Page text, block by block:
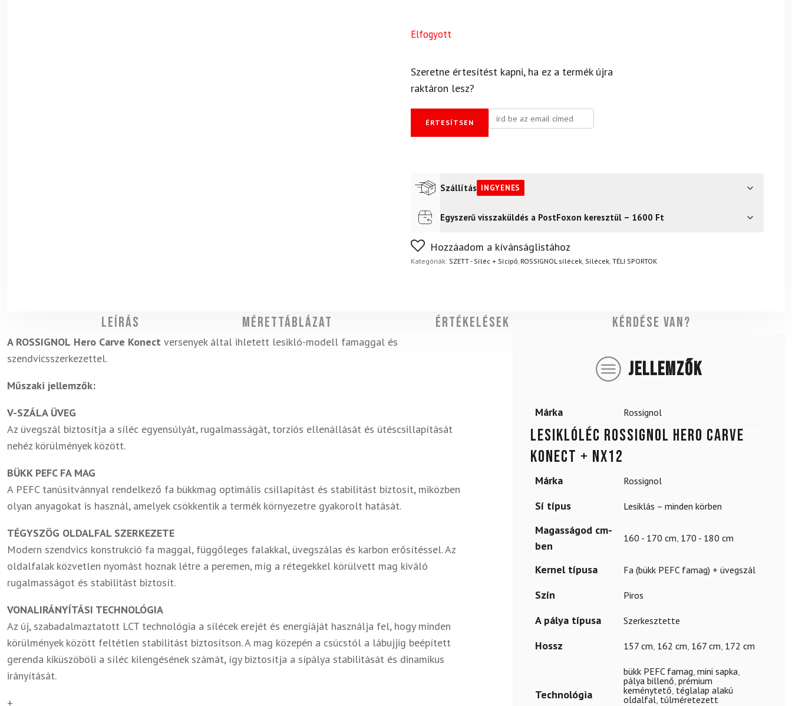
Elfogyott
Szeretne értesítést kapni, ha ez a termék újra
raktáron lesz?
ÉRTESÍTSEN
Szállítás INGYENES
Futár a címreIngyenes
Egyszerű visszaküldés a PostFoxon keresztül – 1600 Ft
Nem biztos a választásában? Semmi gond – a terméket egyszerűen visszaküldheti 14
napon belül, indoklás nélkül.Mik a visszaküldés feltételei?
Hozzáadom a kívánságlistához
Kategóriák: SZETT - Síléc + Sícipő, ROSSIGNOL sílécek, Sílécek, TÉLI SPORTOK
Leírás Mérettáblázat Értékelések Kérdése van?
A ROSSIGNOL Hero Carve Konect versenyek által ihletett lesikló-modell famaggal és
szendvicsszerkezettel.
Műszaki jellemzők:
V-SZÁLA ÜVEG
Az üvegszál biztosítja a síléc egyensúlyát, rugalmasságát, torziós ellenállását és ütéscsillapítását
nehéz körülmények között.
BÜKK PEFC FA MAG
A PEFC tanúsítvánnyal rendelkező fa bükkmag optimális csillapítást és stabilitást biztosít, miközben
olyan anyagokat is használ, amelyek csökkentik a termék környezetre gyakorolt hatását.
TÉGYSZÖG OLDALFAL SZERKEZETE
Modern szendvics konstrukció fa maggal, függőleges falakkal, üvegszálas és karbon erősítéssel. Az
oldalfalak közvetlen nyomást hoznak létre a peremen, míg a rétegekkel körülvett mag kiváló
rugalmasságot és stabilitást biztosít.
VONALIRÁNYÍTÁSI TECHNOLÓGIA
Az új, szabadalmaztatott LCT technológia a sílécek erejét és energiáját használja fel, hogy minden
körülmények között feltétlen stabilitást biztosítson. A mag közepén a csúcstól a lábujjig beépített
gerenda kiküszöböli a síléc kilengésének számát, így biztosítja a sípálya stabilitását és dinamikus
irányítását.
+
JELLEMZŐK
Márka Rossignol
Lesiklóléc ROSSIGNOL Hero Carve
Konect + NX12
Márka Rossignol
Sí típus Lesiklás – minden körben
Magasságod cm-
ben
160 - 170 cm, 170 - 180 cm
Kernel típusa Fa (bükk PEFC famag) + üvegszál
Szín Piros
A pálya típusa Szerkesztette
Hossz 157 cm, 162 cm, 167 cm, 172 cm
Technológia
bükk PEFC famag, mini sapka,
pálya billenő, prémium
keménytető, téglalap alakú
oldalfal, túlméretezett